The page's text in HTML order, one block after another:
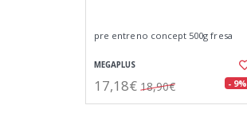
pre entreno concept 500g fresa
MEGAPLUS
17,18€ 18,90€ - 9%